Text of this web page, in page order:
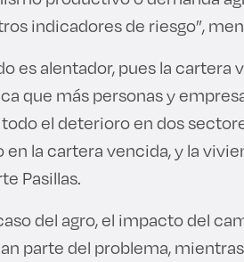
indicadores de riesgo”,
es alentador, pues la
que más personas y
el deterioro en dos
la cartera vencida, y la
Pasillas.
del agro, el impacto del
parte del problema,